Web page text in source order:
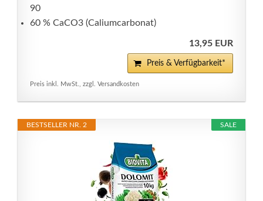
90
60 % CaCO3 (Caliumcarbonat)
13,95 EUR
Preis & Verfügbarkeit*
Preis inkl. MwSt., zzgl. Versandkosten
SALE
BESTSELLER NR. 2